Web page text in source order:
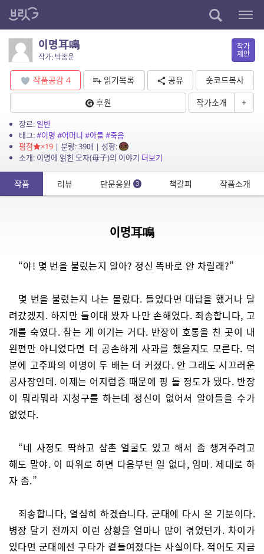
이명耳鳴
작가: 박종운
작가
제안
작품공감 4 읽기목록 공유
숏코드복사
후원
작가소개 +
장르: 일반
태그:#이명 #어머니 #아들#죽음
평점
×19| 분량: 39매 | 성향:
소개: 이명에 얽힌 모자(母子)의 이야기 더보기
작품 리뷰 단문응원 3 책갈피 작품소개
이명耳鳴
“야! 몇 번을 불렀는지 알아? 정신 똑바로 안 차릴래?”
몇 번을 불렀는지 나는 몰랐다. 들었다면 대답을 했거나 달
려갔겠지. 하지만 들이대 봤자 나만 손해였다. 죄송합니다, 고
개를 숙였다. 참는 게 이기는 거다. 반장이 호통을 친 곳이 내
왼편만 아니었다면 더 공손하게 사과를 했을지도 모른다. 덕
분에 고주파의 이명이 두 배는 더 커졌다. 안 그래도 시끄러운
공사장인데. 이제는 어지럼증 때문에 핑 돌 정도가 됐다. 반장
이 뭐라뭐라 지청구를 하는데 정신이 없어서 알아들을 수가
없었다.
“네 사정도 딱하고 삼촌 얼굴도 있고 해서 좀 챙겨주려고
해도 말야. 이 따위로 하면 다음부턴 일 없다, 임마. 제대로 하
자 좀.”
죄송합니다, 열심히 하겠습니다. 군대에 다시 온 기분이다.
병장 달기 전까지 이런 상황을 얼마나 많이 겪었던가. 차이가
있다면 군대에선 구타가 곁들여졌다는 사실이다. 적어도 지금